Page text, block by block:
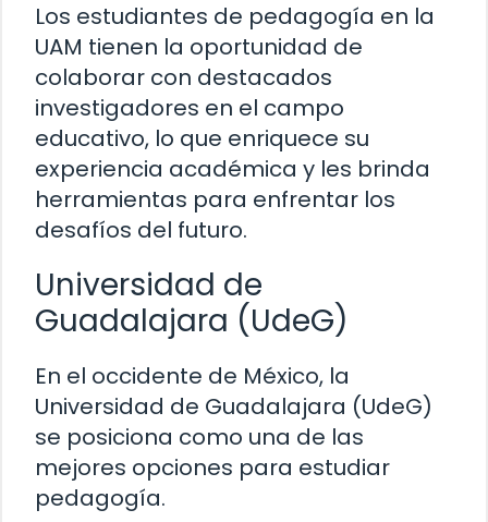
Los estudiantes de pedagogía en la
UAM tienen la oportunidad de
colaborar con destacados
investigadores en el campo
educativo, lo que enriquece su
experiencia académica y les brinda
herramientas para enfrentar los
desafíos del futuro.
Universidad de
Guadalajara (UdeG)
En el occidente de México, la
Universidad de Guadalajara (UdeG)
se posiciona como una de las
mejores opciones para estudiar
pedagogía.